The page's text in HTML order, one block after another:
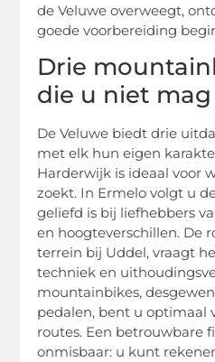
de Veluwe overweegt,
goede voorbereiding
Drie
die u niet mag
De Veluwe biedt drie
met elk hun eigen
Harderwijk is ideaal voor
zoekt. In Ermelo volgt u
geliefd is bij liefhebbers
en hoogteverschillen. De
terrein bij Uddel, vraagt
techniek en
mountainbikes,
pedalen, bent u optimaal
routes. Een betrouwbare
onmisbaar: u kunt